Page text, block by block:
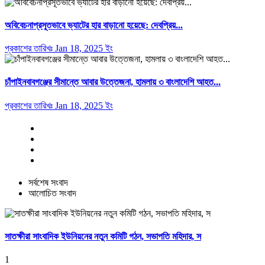
অবিবেচনাপ্রসূতভাবে ভ্যাটের হার বাড়ানো হয়েছে: দেবপ্রিয়...
প্রকাশের তারিখঃ Jan 18, 2025 ইং
চাঁপাইনবাবগঞ্জের সীমান্তে আবার উত্তেজনা, হামলায় ৩ বাংলাদেশি আহত...
প্রকাশের তারিখঃ Jan 18, 2025 ইং
সর্বশেষ সংবাদ
আলোচিত সংবাদ
সাতক্ষীরা সাংবাদিক ইউনিয়নের নতুন কমিটি গঠন, সভাপতি মহিদার, স
1